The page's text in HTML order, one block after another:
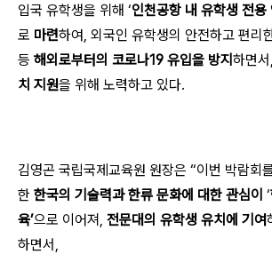
입국 유학생을 위해 ‘인천공항 내 유학생 전용
로 마련하여, 외국인 유학생의 안전하고 편리
등 해외로부터의 코로나19 유입을 방지 하면서,
치 지원을 위해 노력하고 있다.
김영곤 국립국제교육원 원장은 “이번 박람회
한 한국의 기술력과 한류 문화에 대한 관심이 ‘
육’으로 이어져, 전문대의 유학생 유치에 기여
하면서,